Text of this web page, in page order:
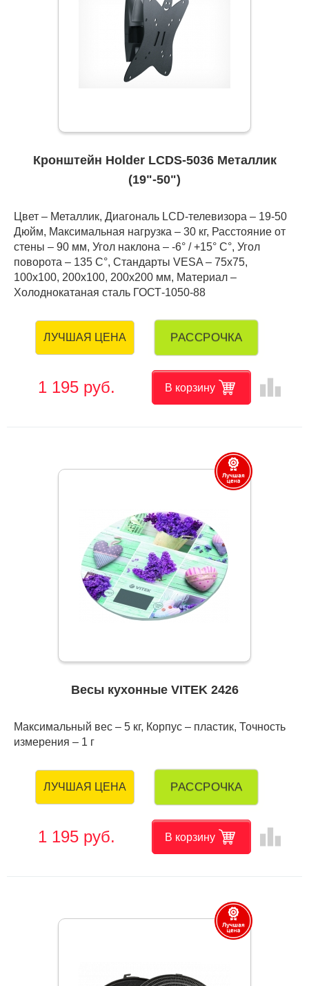
Кронштейн Holder LCDS-5036 Металлик
(19"-50")
Цвет – Металлик, Диагональ LCD-телевизора – 19-50
Дюйм, Максимальная нагрузка – 30 кг, Расстояние от
стены – 90 мм, Угол наклона – -6° / +15° С°, Угол
поворота – 135 С°, Стандарты VESA – 75x75,
100x100, 200x100, 200x200 мм, Материал –
Холоднокатаная сталь ГОСТ-1050-88
ЛУЧШАЯ ЦЕНА РАССРОЧКА
1 195 руб. В корзину leaderboard
Весы кухонные VITEK 2426
Максимальный вес – 5 кг, Корпус – пластик, Точность
измерения – 1 г
ЛУЧШАЯ ЦЕНА РАССРОЧКА
1 195 руб. В корзину leaderboard